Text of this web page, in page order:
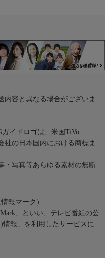
内容と異なる場合がございま
ガイドロゴは、米国TiVo
社の日本国内における商標ま
・写真等あらゆる素材の無断
報マーク）
」といい、テレビ番組の公
情報」を利用したサービスに